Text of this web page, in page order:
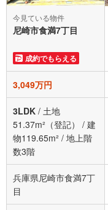
今見ている物件
尼崎市食満7丁目
成約でもらえる
3,049万円
3LDK / 土地
51.37m²（登記）
/ 建
物119.65m² / 地上階
数3階
兵庫県尼崎市食満7丁
目